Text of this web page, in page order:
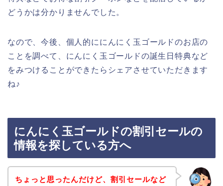
どうかは分かりませんでした。
なので、今後、個人的ににんにく玉ゴールドのお店の
ことを調べて、にんにく玉ゴールドの誕生日特典など
をみつけることができたらシェアさせていただきます
ね♪
にんにく玉ゴールドの割引セールの
情報を探している方へ
ちょっと思ったんだけど、割引セールなど